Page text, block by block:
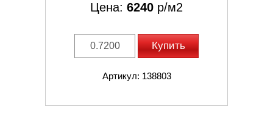
Цена: 6240 р/м2
Купить
Артикул: 138803